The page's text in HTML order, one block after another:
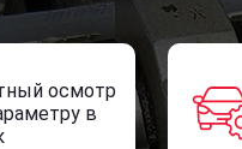
осмотр
в